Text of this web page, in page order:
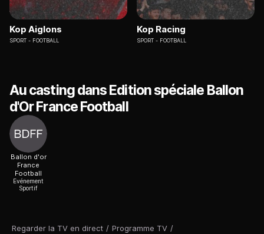
Regarder la TV en direct / Programme TV /
Kop Aiglons
SPORT FOOTBALL
Kop Racing
SPORT FOOTBALL
Au casting dans Edition spéciale Ballon
d'Or France Football
Ballon d'or
France
Football
Evénement
Sportif